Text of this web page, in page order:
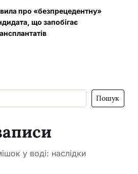
про «безпрецедентну»
що запобігає
Пошук
у воді: наслідки